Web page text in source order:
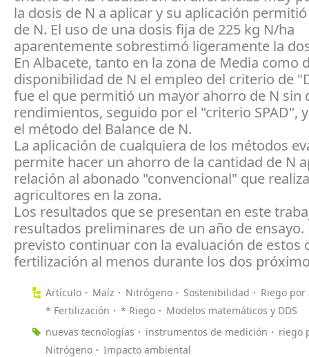
la dosis de N a aplicar y su aplicación
de N. El uso de una dosis fija de 225 kg N/ha
aparentemente sobrestimó ligeramente la
En Albacete, tanto en la zona de Media como
disponibilidad de N el empleo del criterio de
fue el que permitió un mayor ahorro de N sin
rendimientos, seguido por el "criterio SPAD",
el método del Balance de N.
La aplicación de cualquiera de los métodos
permite hacer un ahorro de la cantidad de N
relación al abonado "convencional" que
agricultores en la zona.
Los resultados que se presentan en este
resultados preliminares de un año de ensayo.
previsto continuar con la evaluación de estos
fertilización al menos durante los dos
Artículo Maíz Nitrógeno Sostenibilidad
Riego
* Fertilización
* Riego
Modelos matemáticos y DDS
nuevas tecnologías
instrumentos de medición
riego
Nitrógeno
Impacto ambiental